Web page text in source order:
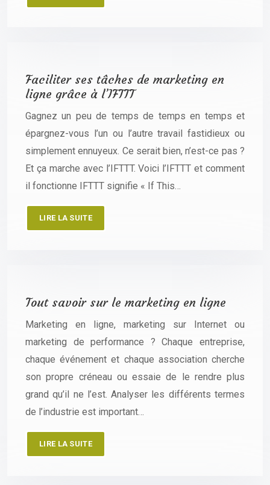
Faciliter ses tâches de marketing en
ligne grâce à l’IFTTT
Gagnez un peu de temps de temps en temps et
épargnez-vous l’un ou l’autre travail fastidieux ou
simplement ennuyeux. Ce serait bien, n’est-ce pas ?
Et ça marche avec l’IFTTT. Voici l’IFTTT et comment
il fonctionne IFTTT signifie « If This…
LIRE LA SUITE
Tout savoir sur le marketing en ligne
Marketing en ligne, marketing sur Internet ou
marketing de performance ? Chaque entreprise,
chaque événement et chaque association cherche
son propre créneau ou essaie de le rendre plus
grand qu’il ne l’est. Analyser les différents termes
de l’industrie est important…
LIRE LA SUITE